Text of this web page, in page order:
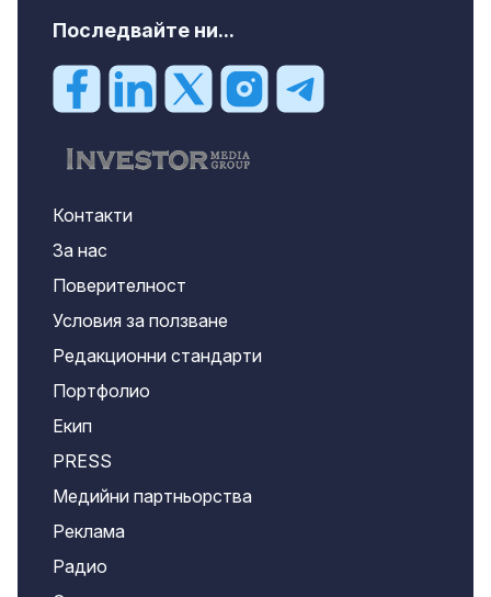
Последвайте ни...
Контакти
За нас
Поверителност
Условия за ползване
Редакционни стандарти
Портфолио
Екип
PRESS
Медийни партньорства
Реклама
Радио